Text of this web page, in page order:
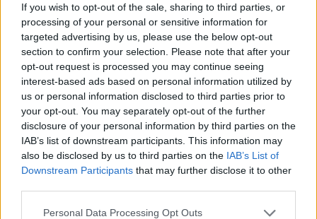
If you wish to opt-out of the sale, sharing to third parties, or
processing of your personal or sensitive information for
targeted advertising by us, please use the below opt-out
section to confirm your selection. Please note that after your
opt-out request is processed you may continue seeing
interest-based ads based on personal information utilized by
us or personal information disclosed to third parties prior to
your opt-out. You may separately opt-out of the further
disclosure of your personal information by third parties on the
IAB’s list of downstream participants. This information may
also be disclosed by us to third parties on the IAB’s List of
Downstream Participants that may further disclose it to other
Please note that this website/app uses one or more Google
Personal Data Processing Opt Outs